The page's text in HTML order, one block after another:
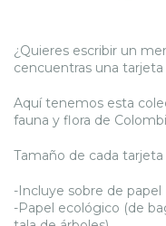
¿Quieres escribir un
cencuentras una tarjeta
Aquí tenemos esta
fauna y flora de
Tamaño de cada
-Incluye sobre de papel
-Papel ecológico (de